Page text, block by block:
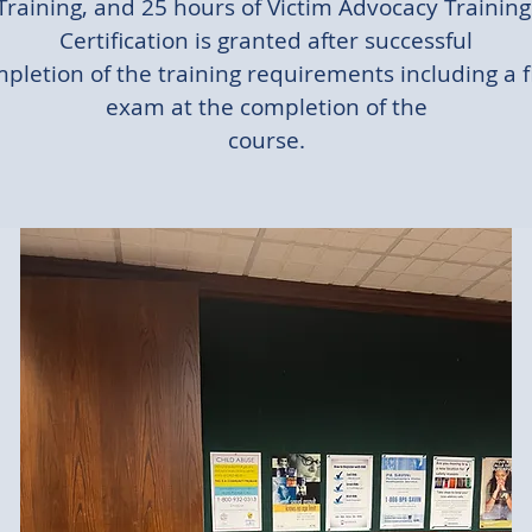
and 25 hours of Victim Advocacy
Certification is granted after successful
of the training requirements including a
exam at the completion of the
course.